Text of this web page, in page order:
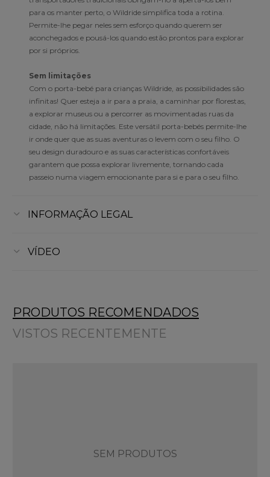
para os manter perto, o Wildride simplifica toda a rotina.
Permite-lhe pegar neles sem esforço quando querem ser
aconchegados e pousá-los quando estão prontos para explorar
por si próprios.
Sem limitações
Com o porta-bebé para crianças Wildride, as possibilidades são
infinitas! Quer esteja a ir para a praia, a caminhar por florestas,
a explorar museus ou a percorrer as movimentadas ruas da
cidade, não há limitações. Este versátil porta-bebés permite-lhe
ir onde quer que as suas aventuras o levem com o seu filho. O
seu design duradouro e as suas características confortáveis
garantem que possa explorar livremente, tornando cada
passeio numa viagem emocionante para si e para o seu filho.
INFORMAÇÃO LEGAL
VÍDEO
PRODUTOS RECOMENDADOS
VISTOS RECENTEMENTE
SEM PRODUTOS